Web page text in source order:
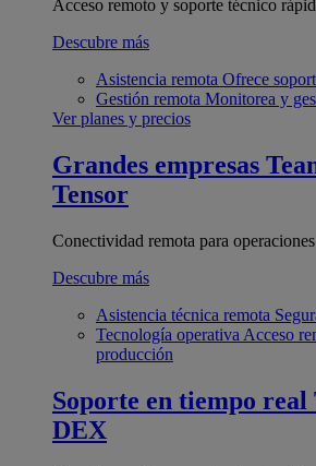
Acceso remoto y soporte técnico
Descubre más
Asistencia remota Ofrece
Gestión remota Monitorea y
Ver planes y precios
Grandes empresas
Tensor
Conectividad remota para operaciones
Descubre más
Asistencia técnica remota
Tecnología operativa Acceso
producción
Soporte en tiempo real
DEX